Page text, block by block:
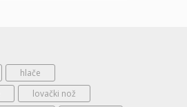
hlače
lovački nož